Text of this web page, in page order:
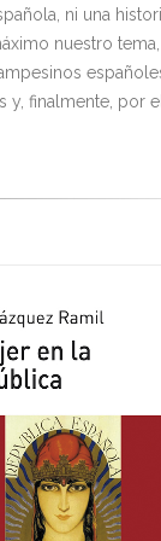
ni una
nuestro tema,
y, finalmente, por